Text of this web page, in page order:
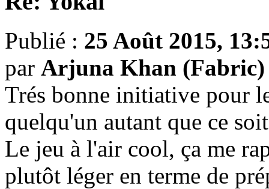
Publié : 25 Août 2015,
par Arjuna Khan (Fabric)
Trés bonne initiative pour
quelqu'un autant que ce
Le jeu à l'air cool, ça me
plutôt léger en terme de